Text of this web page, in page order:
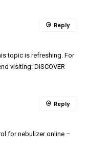
topic is refreshing. For
visiting: DISCOVER
Reply
for nebulizer online –
Reply